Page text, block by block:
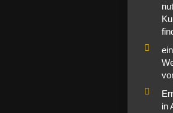
in